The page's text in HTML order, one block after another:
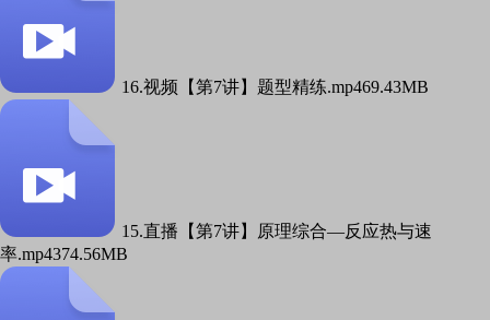
16.视频【第7讲】题型精练.mp469.43MB
15.直播【第7讲】原理综合—反应热与速
率.mp4374.56MB